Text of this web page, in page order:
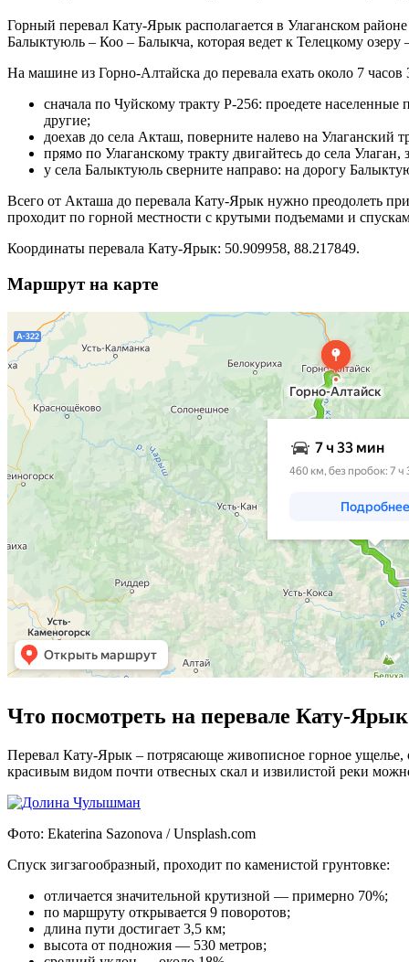
Горный перевал Кату-Ярык располагается в Улаганском
Балыктуюль – Коо – Балыкча, которая ведет к Телецкому
На машине из Горно-Алтайска до перевала ехать около 7
сначала по Чуйскому тракту P-256: проедете
другие;
доехав до села Акташ, поверните налево на Улаганский
прямо по Улаганскому тракту двигайтесь до села
у села Балыктуюль сверните направо: на дорогу
Всего от Акташа до перевала Кату-Ярык нужно преодолеть
проходит по горной местности с крутыми подъемами и
Координаты перевала Кату-Ярык: 50.909958, 88.217849.
Маршрут на карте
Что посмотреть на перевале Кату-Ярык
Перевал Кату-Ярык – потрясающе живописное горное
красивым видом почти отвесных скал и извилистой реки
Фото: Ekaterina Sazonova / Unsplash.com
Спуск зигзагообразный, проходит по каменистой грунтовке:
отличается значительной крутизной — примерно 70%;
по маршруту открывается 9 поворотов;
длина пути достигает 3,5 км;
высота от подножия — 530 метров;